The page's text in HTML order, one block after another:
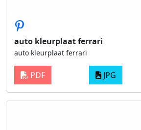
auto kleurplaat ferrari
auto kleurplaat ferrari
PDF JPG